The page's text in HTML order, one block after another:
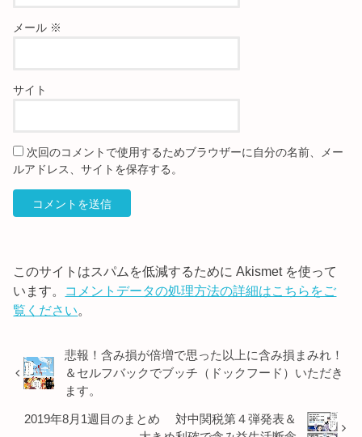
メール ※
サイト
次回のコメントで使用するためブラウザーに自分の名前、メー
ルアドレス、サイトを保存する。
このサイトはスパムを低減するために Akismet を使って
います。 コメントデータの処理方法の詳細はこちらをご
覧ください。
悲報！含み損が倍増で思った以上に含み損まみれ！
＆セルフバックでブッチ（ドックフード）いただき
ます。
2019年8月1週目のまとめ 対中関税第４弾発表＆